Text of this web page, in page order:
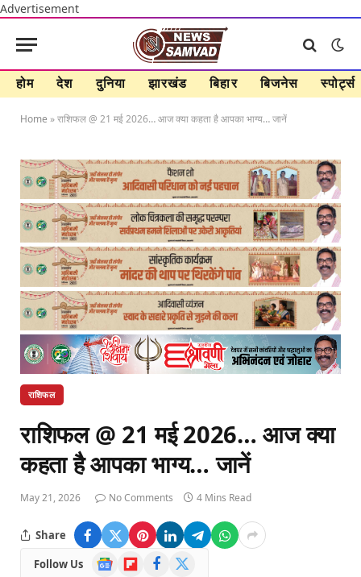
Advertisement
होम देश दुनिया झारखंड बिहार बिजनेस स्पोर्ट्स
Home »राशिफल @ 21 मई 2026… आज क्या कहता है आपका भाग्य… जानें
राशिफल
राशिफल @ 21 मई 2026… आज क्या
कहता है आपका भाग्य… जानें
May 21, 2026 No Comments 4 Mins Read
Share
Follow Us
GoogleFlipboardFacebook